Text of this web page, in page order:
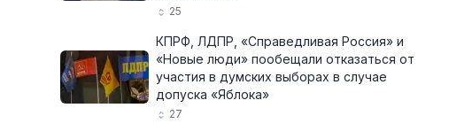
25
КПРФ, ЛДПР, «Справедливая Россия» и
«Новые люди» пообещали отказаться от
участия в думских выборах в случае
допуска «Яблока»
27